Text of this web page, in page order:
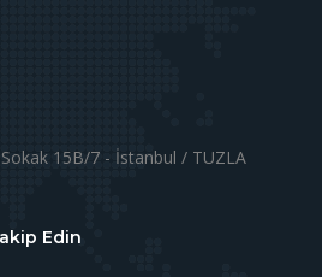
15B/7 - İstanbul / TUZLA
Edin